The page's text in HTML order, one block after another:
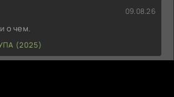
09.08.26
о чем.
(2025)